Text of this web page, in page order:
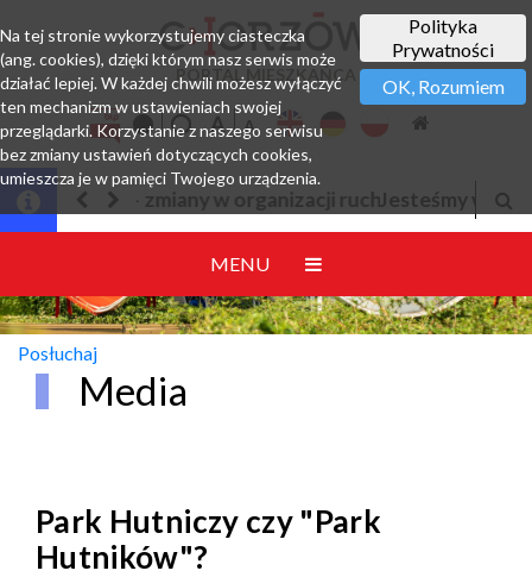
PORTAL MIESZKAŃCA
Jesteśmy w EZD
MENU
Posłuchaj
Media
Park Hutniczy czy "Park
Hutników"?
Polityka
Prywatności
OK, Rozumiem
Na tej stronie wykorzystujemy ciasteczka
(ang. cookies), dzięki którym nasz serwis może
działać lepiej. W każdej chwili możesz wyłączyć
ten mechanizm w ustawieniach swojej
przeglądarki. Korzystanie z naszego serwisu
bez zmiany ustawień dotyczących cookies,
umieszcza je w pamięci Twojego urządzenia.